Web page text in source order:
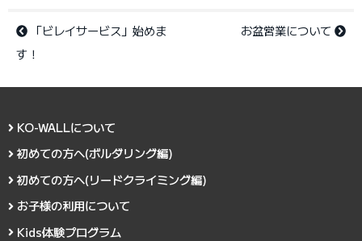
「ビレイサービス」始めま
す！
お盆営業について
KO-WALLについて
初めての方へ(ボルダリング編)
初めての方へ(リードクライミング編)
お子様の利用について
Kids体験プログラム